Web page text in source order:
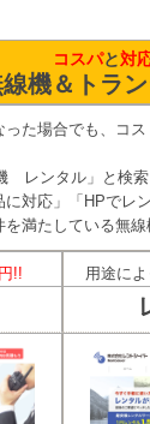
コスパと対
機＆トラ
た場合でも、コ
レンタル」と検
対応」「HPでレ
満たしている無
!! 用途に